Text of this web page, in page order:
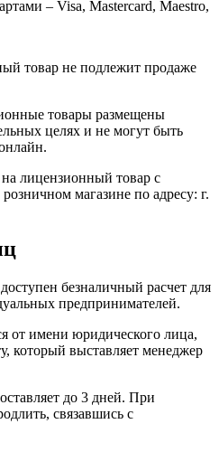
– Visa, Mastercard, Maestro,
товар не подлежит продаже
товары размещены
целях и не могут быть
лицензионный товар с
магазине по адресу: г.
безналичный расчет для
предпринимателей.
от имени юридического лица,
который выставляет менеджер
до 3 дней. При
связавшись с